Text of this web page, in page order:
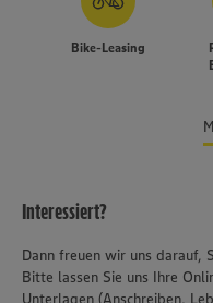
Bike-Leasing
Interessiert?
Dann freuen wir uns darauf,
Bitte lassen Sie uns Ihre
Unterlagen (Anschreiben,